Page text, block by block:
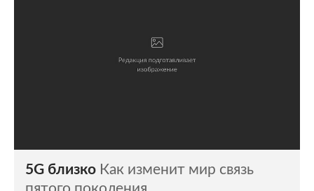
5G близко Как изменит мир связь